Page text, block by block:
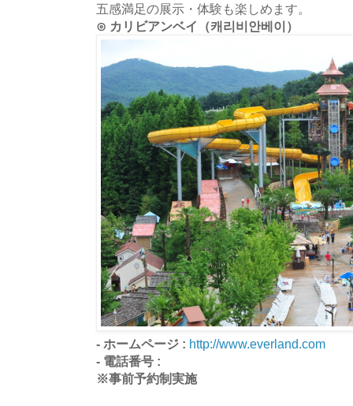
五感満足の展示・体験も楽しめます。
⊙ カリビアンベイ（캐리비안베이）
- ホームページ : http://www.everland.com
- 電話番号 :
※事前予約制実施